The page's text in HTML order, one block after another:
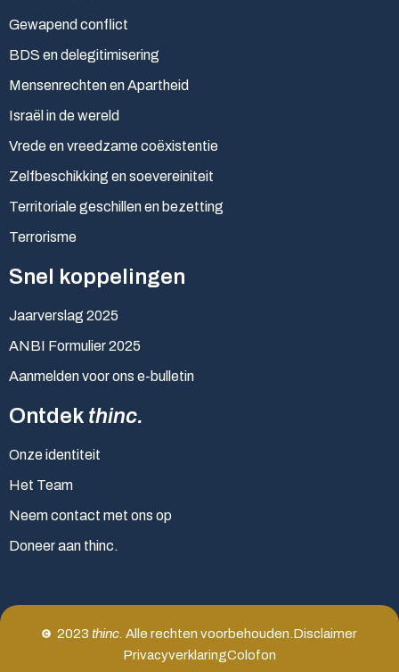
Gewapend conflict
BDS en delegitimisering
Mensenrechten en Apartheid
Israël in de wereld
Vrede en vreedzame coëxistentie
Zelfbeschikking en soevereiniteit
Territoriale geschillen en bezetting
Terrorisme
Snel koppelingen
Jaarverslag 2025
ANBI Formulier 2025
Aanmelden voor ons e-bulletin
Ontdek thinc.
Onze identiteit
Het Team
Neem contact met ons op
Doneer aan thinc.
2023 thinc. Alle rechten voorbehouden.Disclaimer
PrivacyverklaringColofon